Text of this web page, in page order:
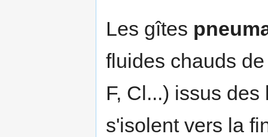
Les gîtes
fluides chauds
F, Cl...) issus
s'isolent vers la